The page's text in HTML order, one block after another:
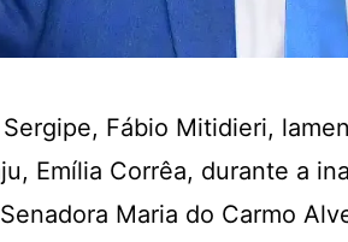
Fábio Mitidieri,
Emília Corrêa, durante a
Maria do Carmo